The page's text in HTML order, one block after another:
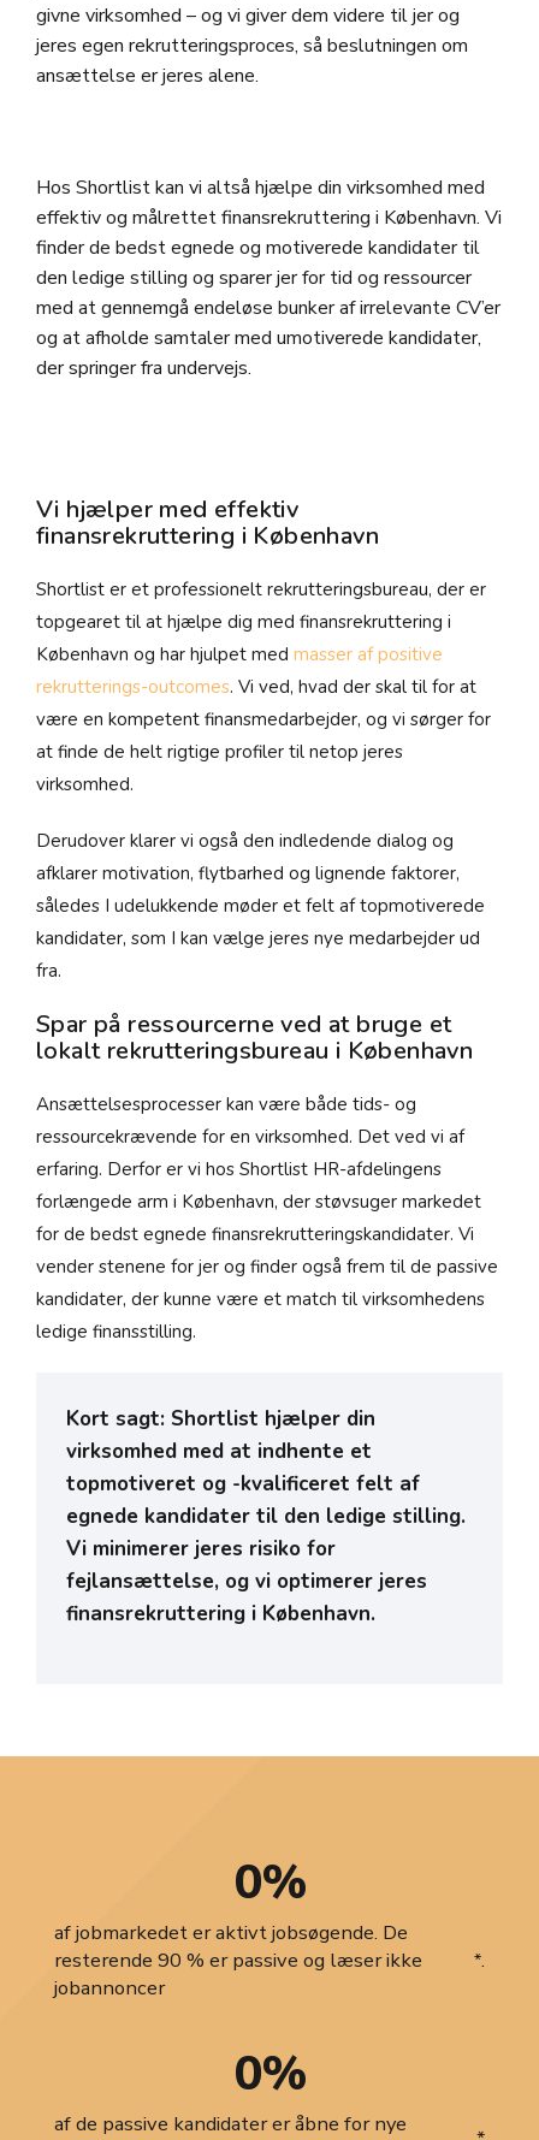
givne virksomhed – og vi giver dem videre til jer og
jeres egen rekrutteringsproces, så beslutningen om
ansættelse er jeres alene.
Hos Shortlist kan vi altså hjælpe din virksomhed med
effektiv og målrettet finansrekruttering i København. Vi
finder de bedst egnede og motiverede kandidater til
den ledige stilling og sparer jer for tid og ressourcer
med at gennemgå endeløse bunker af irrelevante CV’er
og at afholde samtaler med umotiverede kandidater,
der springer fra undervejs.
Vi hjælper med effektiv
finansrekruttering i København
Shortlist er et professionelt rekrutteringsbureau, der er
topgearet til at hjælpe dig med finansrekruttering i
København og har hjulpet med masser af positive
rekrutterings-outcomes. Vi ved, hvad der skal til for at
være en kompetent finansmedarbejder, og vi sørger for
at finde de helt rigtige profiler til netop jeres
virksomhed.
Derudover klarer vi også den indledende dialog og
afklarer motivation, flytbarhed og lignende faktorer,
således I udelukkende møder et felt af topmotiverede
kandidater, som I kan vælge jeres nye medarbejder ud
fra.
Spar på ressourcerne ved at bruge et
lokalt rekrutteringsbureau i København
Ansættelsesprocesser kan være både tids- og
ressourcekrævende for en virksomhed. Det ved vi af
erfaring. Derfor er vi hos Shortlist HR-afdelingens
forlængede arm i København, der støvsuger markedet
for de bedst egnede finansrekrutteringskandidater. Vi
vender stenene for jer og finder også frem til de passive
kandidater, der kunne være et match til virksomhedens
ledige finansstilling.
Kort sagt: Shortlist hjælper din
virksomhed med at indhente et
topmotiveret og -kvalificeret felt af
egnede kandidater til den ledige stilling.
Vi minimerer jeres risiko for
fejlansættelse, og vi optimerer jeres
finansrekruttering i København.
af jobmarkedet er aktivt jobsøgende. De
resterende 90 % er passive og læser ikke
jobannoncer
*.
0%
af de passive kandidater er åbne for nye
0%